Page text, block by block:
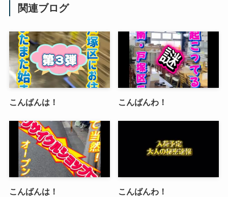
関連ブログ
こんばんは！ こんばんわ！
こんばんは！ こんばんわ！